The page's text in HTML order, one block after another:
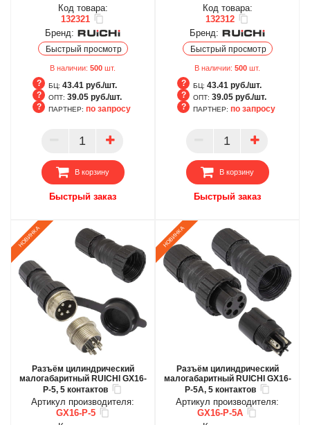
Код товара:
132321
Бренд:
Быстрый просмотр
В наличии: 500 шт.
БЦ: 43.41 руб./шт.
ОПТ: 39.05 руб./шт.
ПАРТНЕР
ПАРТНЕР: по запросу
В корзину
Быстрый заказ
Код товара:
132312
Бренд:
Быстрый просмотр
В наличии: 500 шт.
БЦ: 43.41 руб./шт.
ОПТ: 39.05 руб./шт.
ПАРТНЕР
ПАРТНЕР: по запросу
В корзину
Быстрый заказ
Разъём цилиндрический
малогабаритный RUICHI GX16-
P-5, 5 контактов
Артикул производителя:
GX16-P-5
Разъём цилиндрический
малогабаритный RUICHI GX16-
P-5A, 5 контактов
Артикул производителя:
GX16-P-5A